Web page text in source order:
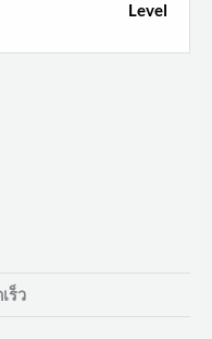
Level
ข้อมูล
ร็ว